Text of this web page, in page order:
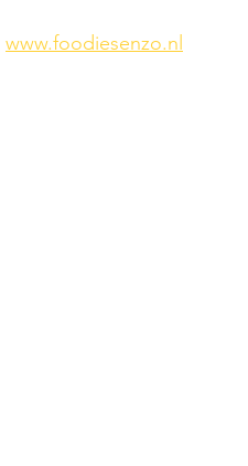
www.foodiesenzo.nl